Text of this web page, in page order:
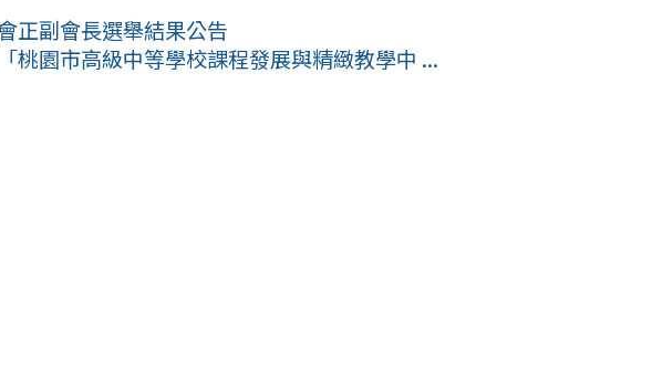
正副會長選舉結果公告
桃園市高級中等學校課程發展與精緻教學中 ...